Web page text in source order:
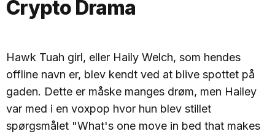
Crypto Drama
Hawk Tuah girl, eller Haily Welch, som hendes
offline navn er, blev kendt ved at blive spottet på
gaden. Dette er måske manges drøm, men Hailey
var med i en voxpop hvor hun blev stillet
spørgsmålet "What's one move in bed that makes